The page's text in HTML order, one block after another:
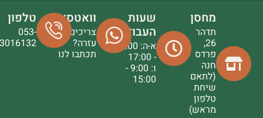
מחסן
תדהר
26,
פרדס
חנה
(לתאם
שיחת
טלפון
מראש)
שעות
העבודה
א-ה: 9:00
- 17:00
ו: 9:00 -
15:00
וואטסאפ
צריכים
עזרה?
תכתבו לנו
טלפון
053-
3016132